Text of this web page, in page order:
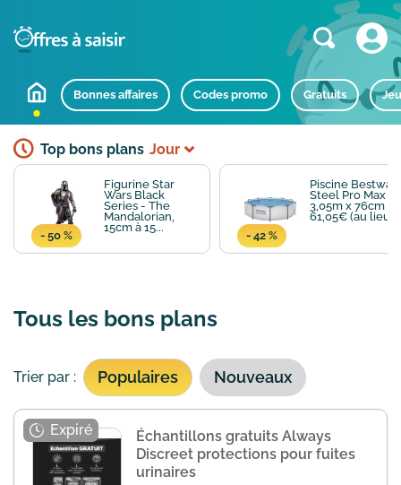
Bonnes affaires Codes promo Gratuits
Top bons plans Jour
Figurine Star
Wars Black
Series - The
Mandalorian,
15cm à 15...
- 50 %
Piscine Bestway
Steel Pro Max
3,05m x 76cm à
61,05€ (au lieu...
- 42 %
Tous les bons plans
Trier par : Populaires Nouveaux
Échantillons gratuits Always
Discreet protections pour fuites
urinaires